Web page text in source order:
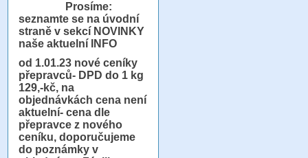
Prosíme:
seznamte se na úvodní
straně v sekcí NOVINKY
naše aktuelní INFO
od 1.01.23 nové ceníky
přepravců- DPD do 1 kg
129,-kč, na
objednávkách cena není
aktuelní- cena dle
přepravce z nového
ceníku, doporučujeme
do poznámky v